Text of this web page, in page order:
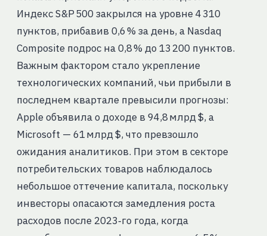
Индекс S&P 500 закрылся на уровне 4 310
пунктов, прибавив 0,6 % за день, а Nasdaq
Composite подрос на 0,8 % до 13 200 пунктов.
Важным фактором стало укрепление
технологических компаний, чьи прибыли в
последнем квартале превысили прогнозы:
Apple объявила о доходе в 94,8 млрд $, а
Microsoft — 61 млрд $, что превзошло
ожидания аналитиков. При этом в секторе
потребительских товаров наблюдалось
небольшое оттечение капитала, поскольку
инвесторы опасаются замедления роста
расходов после 2023‑го года, когда